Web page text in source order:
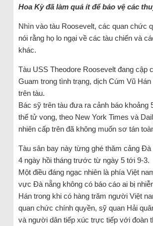
Hoa Kỳ đã làm quá ít để bảo vệ các
Nhìn vào tàu Roosevelt, các quan chức
nói rằng họ lo ngại về các tàu chiến và
khác.
Tàu USS Theodore Roosevelt đang cập
Guam trong tình trạng, dịch Cúm Vũ Hán
trên tàu.
Bác sỹ trên tàu đưa ra cảnh báo khoảng
thể tử vong, theo New York Times và
nhiên cấp trên đã không muốn sơ tán
Tàu sân bay này từng ghé thăm cảng Đà
4 ngày hồi tháng trước từ ngày 5 tới 9-3.
Một điều đáng ngạc nhiên là phía Việt
vực Đà nẵng không có báo cáo ai bị
Hán trong khi có hàng trăm người Việt
quan chức chính quyền, sỹ quan Hải
và người dân tiếp xúc trực tiếp với đoàn